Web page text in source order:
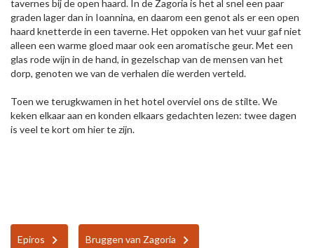
tavernes bij de open haard. In de Zagoria is het al snel een paar
graden lager dan in Ioannina, en daarom een genot als er een open
haard knetterde in een taverne. Het oppoken van het vuur gaf niet
alleen een warme gloed maar ook een aromatische geur. Met een
glas rode wijn in de hand, in gezelschap van de mensen van het
dorp, genoten we van de verhalen die werden verteld.
Toen we terugkwamen in het hotel overviel ons de stilte. We
keken elkaar aan en konden elkaars gedachten lezen: twee dagen
is veel te kort om hier te zijn.
Epiros Bruggen van Zagoria